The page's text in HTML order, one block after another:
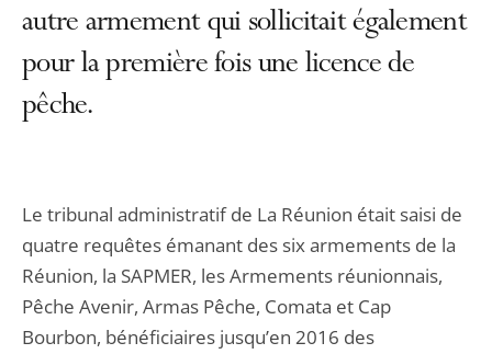
autre armement qui sollicitait également
pour la première fois une licence de
pêche.
Le tribunal administratif de La Réunion était saisi de
quatre requêtes émanant des six armements de la
Réunion, la SAPMER, les Armements réunionnais,
Pêche Avenir, Armas Pêche, Comata et Cap
Bourbon, bénéficiaires jusqu’en 2016 des